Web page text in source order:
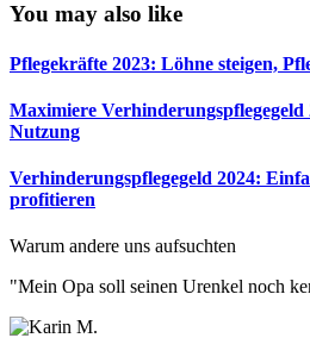
You may also like
Pflegekräfte 2023: Löhne steigen,
Maximiere
Nutzung
Verhinderungspflegegeld 2024:
profitieren
Warum andere uns aufsuchten
"Mein Opa soll seinen Urenkel noch